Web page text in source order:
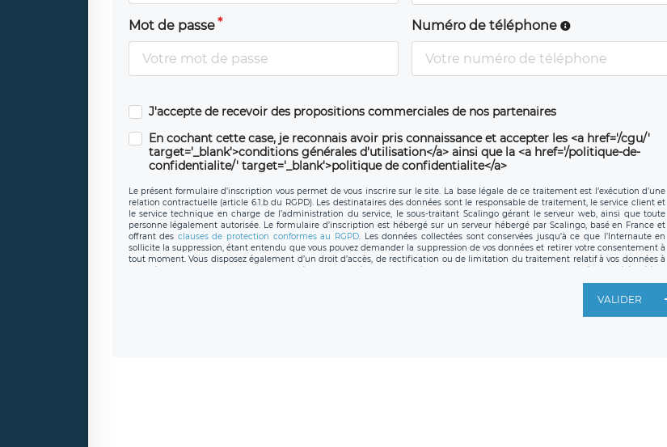
Mot de passe Numéro de téléphone
J'accepte de recevoir des propositions commerciales de nos partenaires
En cochant cette case, je reconnais avoir pris connaissance et accepter les <a href='/cgu/'
target='_blank'>conditions générales d'utilisation</a> ainsi que la <a href='/politique-de-
confidentialite/' target='_blank'>politique de confidentialite</a>
Le présent formulaire d’inscription vous permet de vous inscrire sur le site. La base légale de ce traitement est l’exécution d’une
relation contractuelle (article 6.1.b du RGPD). Les destinataires des données sont le responsable de traitement, le service client et
le service technique en charge de l’administration du service, le sous-traitant Scalingo gérant le serveur web, ainsi que toute
personne légalement autorisée. Le formulaire d’inscription est hébergé sur un serveur hébergé par Scalingo, basé en France et
offrant des clauses de protection conformes au RGPD. Les données collectées sont conservées jusqu’à ce que l’Internaute en
sollicite la suppression, étant entendu que vous pouvez demander la suppression de vos données et retirer votre consentement à
tout moment. Vous disposez également d’un droit d’accès, de rectification ou de limitation du traitement relatif à vos données à
caractère personnel, ainsi que d’un droit à la portabilité de vos données. Vous pouvez exercer ces droits auprès du délégué à la
protection des données de LÉGAVOX qui exerce au siège social de LÉGAVOX et est joignable à l’adresse mail suivante :
joignable à l’adresse mail : responsabledetraitement@legavox.fr. Vous avez également le droit d’introduire une réclamation
VALIDER